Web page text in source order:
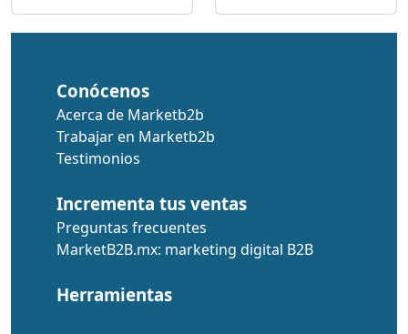
Conócenos
Acerca de Marketb2b
Trabajar en Marketb2b
Testimonios
Incrementa tus ventas
Preguntas frecuentes
MarketB2B.mx: marketing digital B2B
Herramientas